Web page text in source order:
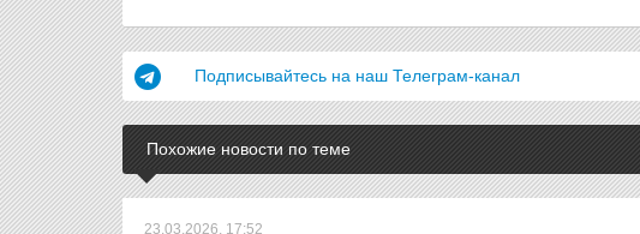
Подписывайтесь на наш Телеграм-канал
Похожие новости по теме
23.03.2026, 17:52